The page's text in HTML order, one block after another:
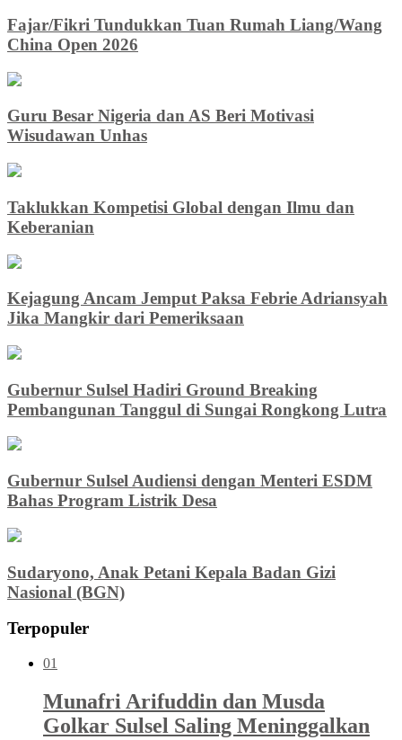
Fajar/Fikri Tundukkan Tuan Rumah Liang/Wang
China Open 2026
Guru Besar Nigeria dan AS Beri Motivasi
Wisudawan Unhas
Taklukkan Kompetisi Global dengan Ilmu dan
Keberanian
Kejagung Ancam Jemput Paksa Febrie Adriansyah
Jika Mangkir dari Pemeriksaan
Gubernur Sulsel Hadiri Ground Breaking
Pembangunan Tanggul di Sungai Rongkong Lutra
Gubernur Sulsel Audiensi dengan Menteri ESDM
Bahas Program Listrik Desa
Sudaryono, Anak Petani Kepala Badan Gizi
Nasional (BGN)
Terpopuler
01
Munafri Arifuddin dan Musda
Golkar Sulsel Saling Meninggalkan